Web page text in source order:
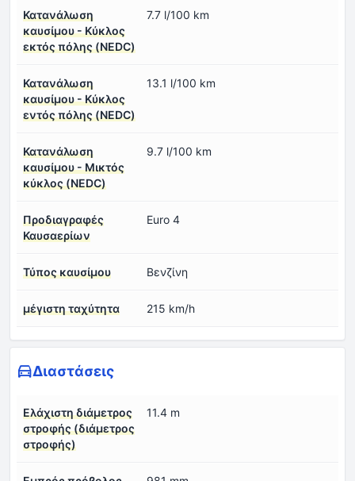
Κατανάλωση
καυσίμου - Κύκλος
εκτός πόλης (NEDC)
7.7 l/100 km
Κατανάλωση
καυσίμου - Κύκλος
εντός πόλης (NEDC)
13.1 l/100 km
Κατανάλωση
καυσίμου - Μικτός
κύκλος (NEDC)
9.7 l/100 km
Προδιαγραφές
Καυσαερίων
Euro 4
Τύπος καυσίμου Βενζίνη
μέγιστη ταχύτητα 215 km/h
Διαστάσεις
Ελάχιστη διάμετρος
στροφής (διάμετρος
στροφής)
11.4 m